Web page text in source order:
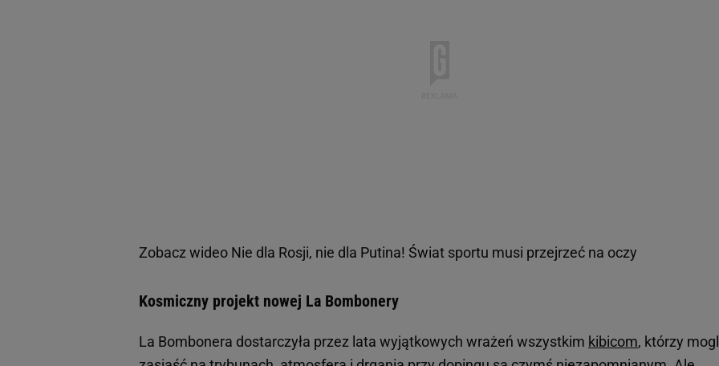
Zobacz wideo Nie dla Rosji, nie dla Putina! Świat sportu musi przejrzeć na oczy
Kosmiczny projekt nowej La Bombonery
La Bombonera dostarczyła przez lata wyjątkowych wrażeń wszystkim kibicom, którzy